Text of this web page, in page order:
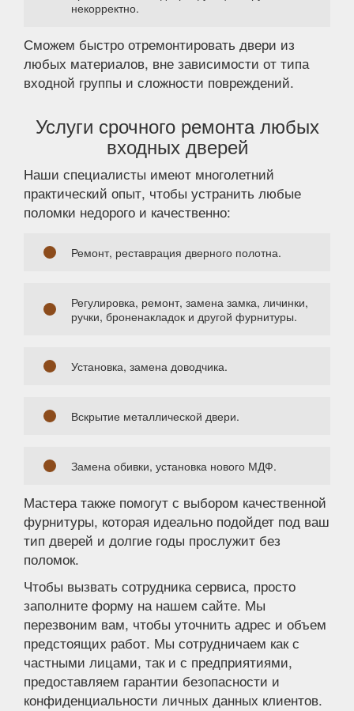
некорректно.
Сможем быстро отремонтировать двери из
любых материалов, вне зависимости от типа
входной группы и сложности повреждений.
Услуги срочного ремонта любых
входных дверей
Наши специалисты имеют многолетний
практический опыт, чтобы устранить любые
поломки недорого и качественно:
Ремонт, реставрация дверного полотна.
Регулировка, ремонт, замена замка, личинки,
ручки, броненакладок и другой фурнитуры.
Установка, замена доводчика.
Вскрытие металлической двери.
Замена обивки, установка нового МДФ.
Мастера также помогут с выбором качественной
фурнитуры, которая идеально подойдет под ваш
тип дверей и долгие годы прослужит без
поломок.
Чтобы вызвать сотрудника сервиса, просто
заполните форму на нашем сайте. Мы
перезвоним вам, чтобы уточнить адрес и объем
предстоящих работ. Мы сотрудничаем как с
частными лицами, так и с предприятиями,
предоставляем гарантии безопасности и
конфиденциальности личных данных клиентов.